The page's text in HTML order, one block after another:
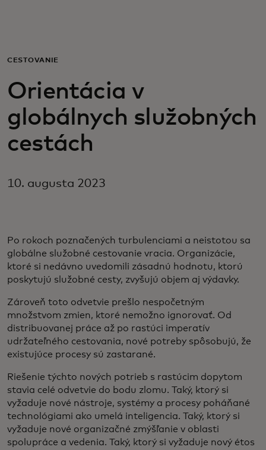
Pre firmy
Pre svet
Pre inovátorov
Novinky a trendy
CESTOVANIE
Orientácia v
globálnych služobných
cestách
10. augusta 2023
Po rokoch poznačených turbulenciami a neistotou sa
globálne služobné cestovanie vracia. Organizácie,
ktoré si nedávno uvedomili zásadnú hodnotu, ktorú
poskytujú služobné cesty, zvyšujú objem aj výdavky.
Zároveň toto odvetvie prešlo nespočetným
množstvom zmien, ktoré nemožno ignorovať. Od
distribuovanej práce až po rastúci imperatív
udržateľného cestovania, nové potreby spôsobujú, že
existujúce procesy sú zastarané.
Riešenie týchto nových potrieb s rastúcim dopytom
stavia celé odvetvie do bodu zlomu. Taký, ktorý si
vyžaduje nové nástroje, systémy a procesy poháňané
technológiami ako umelá inteligencia. Taký, ktorý si
vyžaduje nové organizačné zmýšľanie v oblasti
spolupráce a vedenia. Taký, ktorý si vyžaduje nový étos